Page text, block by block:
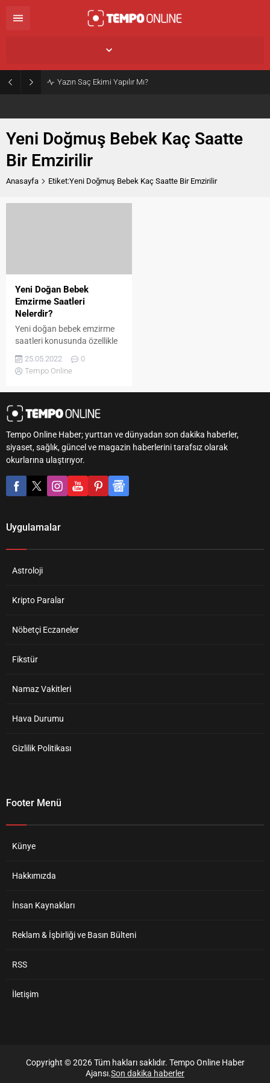
Yazın Saç Ekimi Yapılır Mı?
Yeni Doğmuş Bebek Kaç Saatte
Bir Emzirilir
Anasayfa Etiket:Yeni Doğmuş Bebek Kaç Saatte Bir Emzirilir
Yeni Doğan Bebek
Emzirme Saatleri
Nelerdir?
Yeni doğan bebek emzirme
saatleri konusunda özellikle
yol gösterecek olan yeni
doğan bebek emzirme
bilgileri derledik. Emzirme
Nedir? Emzirme, bebeğinizi
anne sütüyle, genellikle
doğrudan göğsünüzden
beslediğiniz zamandır. Bir
nevi hemşirelik de denir.
Bunun için yeni doğan bebek
emzirme konusunda...
25.05.2022
0
Tempo Online
Tempo Online Haber; yurttan ve dünyadan son dakika haberler,
siyaset, sağlık, güncel ve magazin haberlerini tarafsız olarak
okurlarına ulaştırıyor.
Uygulamalar
Astroloji
Kripto Paralar
Nöbetçi Eczaneler
Fikstür
Namaz Vakitleri
Hava Durumu
Gizlilik Politikası
Footer Menü
Künye
Hakkımızda
İnsan Kaynakları
Reklam & İşbirliği ve Basın Bülteni
RSS
İletişim
Copyright © 2026 Tüm hakları saklıdır. Tempo Online Haber
Ajansı.Son dakika haberler